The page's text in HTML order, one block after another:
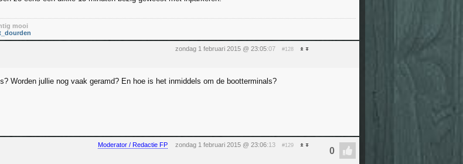
mooi
zondag 1 februari 2015 @ 23:05:07 #128
Worden jullie nog vaak geramd? En hoe is het inmiddels om de bootterminals?
Moderator / Redactie FP zondag 1 februari 2015 @ 23:06:13 #129